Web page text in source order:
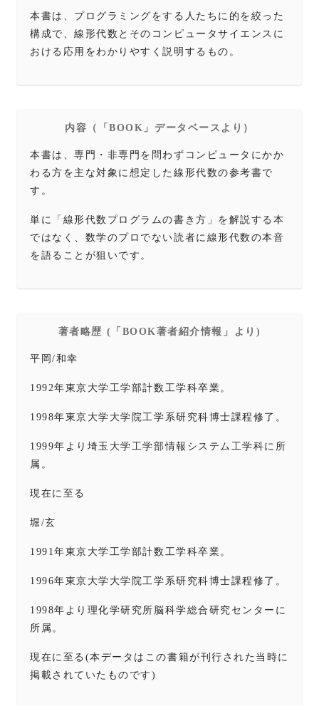
本書は、プログラミングをする人たちに的を絞った
構成で、線形代数とそのコンピュータサイエンスに
おける応用をわかりやすく説明するもの。
内容（「BOOK」データベースより）
本書は、専門・非専門を問わずコンピュータにかか
わる方を主な対象に想定した線形代数の参考書で
す。
単に「線形代数プログラムの書き方」を解説する本
ではなく、数学のプロでない読者に線形代数の本音
を語ることが狙いです。
著者略歴 (「BOOK著者紹介情報」より)
平岡/和幸
1992年東京大学工学部計数工学科卒業。
1998年東京大学大学院工学系研究科博士課程修了。
1999年より埼玉大学工学部情報システム工学科に所
属。
現在に至る
堀/玄
1991年東京大学工学部計数工学科卒業。
1996年東京大学大学院工学系研究科博士課程修了。
1998年より理化学研究所脳科学総合研究センターに
所属。
現在に至る(本データはこの書籍が刊行された当時に
掲載されていたものです)